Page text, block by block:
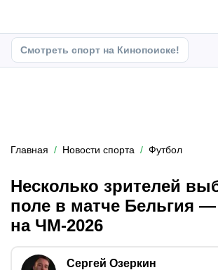
Смотреть спорт на Кинопоиске!
Главная Новости спорта Футбол
Несколько зрителей
поле в матче Бельгия —
на ЧМ-2026
Сергей Озеркин